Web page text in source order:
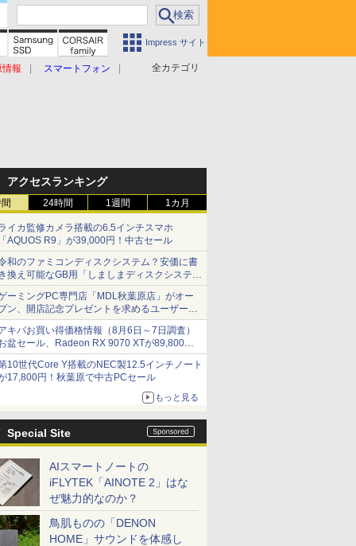
Impress サイト
全カテゴリ
情報 スマートフォン
アクセスランキング
24時間 1週間 1カ月
イカ監修カメラ搭載の6.5インチスマホ
AQUOS R9」が39,000円！中古セール
和のファミコンディスクシステム？安価に書
換え可能なGB用「しましまディスクシステ
」
ーミングPC専門店「MDL秋葉原店」がオー
ン、開店記念プレゼントを求めるユーザーが
し寄せ長蛇の列に
キバお買い得価格情報（8月6日～7日調査）
盆セール、Radeon RX 9070 XTが89,800
、水平周波数24.8kHz対応の17型モニターが
円、暑さ指数連動セール ほか
10世代Core Y搭載のNEC製12.5インチノート
17,800円！秋葉原で中古PCセール
もっと見る
Special Site
AIスマートノートの
iFLYTEK「AINOTE 2」はな
ぜ魅力的なのか？
鳥肌ものの「DENON
HOME」サウンドを体感し